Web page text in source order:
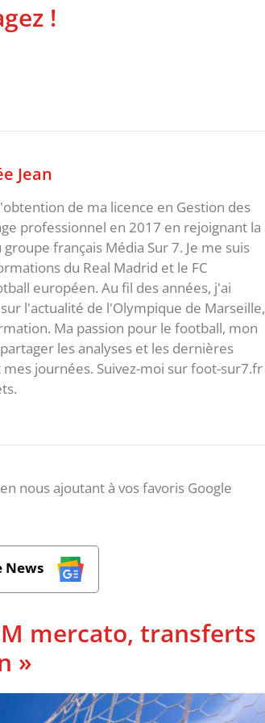
!
Jean
de ma licence en Gestion des
professionnel en 2017 en rejoignant la
français Média Sur 7. Je me suis
du Real Madrid et le FC
européen. Au fil des années, j'ai
l'actualité de l'Olympique de Marseille,
Ma passion pour le football, mon
les analyses et les dernières
journées. Suivez-moi sur foot-sur7.fr
nous ajoutant à vos favoris Google
News
mercato, transferts
»